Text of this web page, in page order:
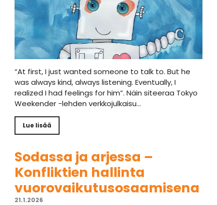
“At first, I just wanted someone to talk to. But he
was always kind, always listening. Eventually, I
realized I had feelings for him”. Näin siteeraa Tokyo
Weekender -lehden verkkojulkaisu…
Lue lisää
Sodassa ja arjessa –
Konfliktien hallinta
vuorovaikutusosaamisena
21.1.2026